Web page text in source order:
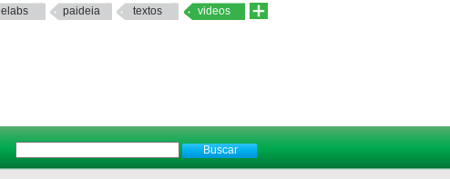
elabs paideia textos videos